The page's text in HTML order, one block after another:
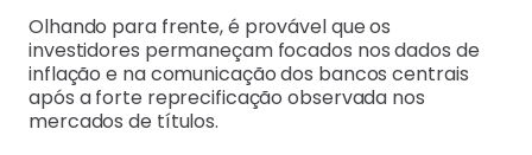
Olhando para frente, é provável que os
investidores permaneçam focados nos dados de
inflação e na comunicação dos bancos centrais
após a forte reprecificação observada nos
mercados de títulos.